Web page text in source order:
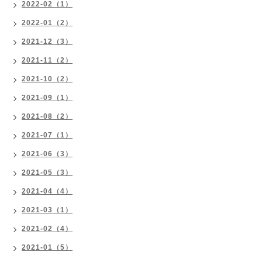
2022-02（1）
2022-01（2）
2021-12（3）
2021-11（2）
2021-10（2）
2021-09（1）
2021-08（2）
2021-07（1）
2021-06（3）
2021-05（3）
2021-04（4）
2021-03（1）
2021-02（4）
2021-01（5）